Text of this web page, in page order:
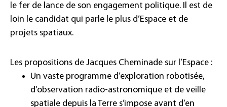
le fer de lance de son engagement politique. Il est de
loin le candidat qui parle le plus d’Espace et de
projets spatiaux.
Les propositions de Jacques Cheminade sur l’Espace :
Un vaste programme d’exploration robotisée,
d’observation radio-astronomique et de veille
spatiale depuis la Terre s’impose avant d’en